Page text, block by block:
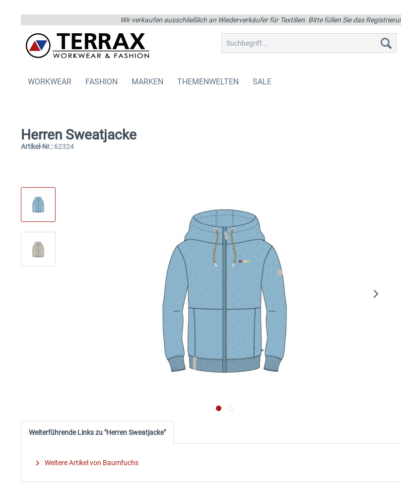
Wir verkaufen ausschließlich an Wiederverkäufer für Textilien. Bitte füllen Sie das
WORKWEAR FASHION MARKEN THEMENWELTEN SALE
Herren Sweatjacke
Artikel-Nr.: 62324
Weiterführende Links zu "Herren Sweatjacke"
Weitere Artikel von Baumfuchs